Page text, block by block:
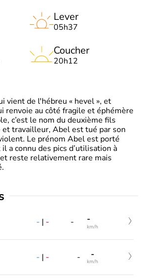
Lever
05h37
Coucher
20h12
vient de l'hébreu « hevel », et
renvoie au côté fragile et éphémère
c’est le nom du deuxième fils
et travailleur, Abel est tué par son
Le prénom Abel est porté
a connu des pics d’utilisation à
reste relativement rare mais
- | - - -
km/h
- | - - -
km/h